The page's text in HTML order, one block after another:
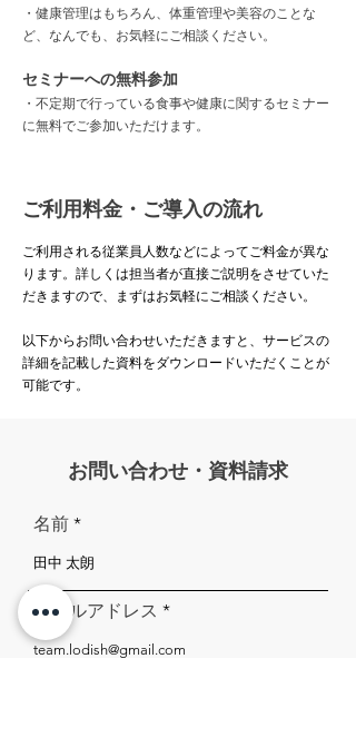
​・健康管理はもちろん、体重管理や美容のことな
ど、なんでも、お気軽にご相談ください。
セミナーへの無料参加
・不定期で行っている食事や健康に関するセミナー
に無料でご参加いただけます。
ご利用料金・​ご導入の流れ
ご利用される従業員人数などによってご料金が異な
ります。詳しくは担当者が直接ご説明をさせていた
だきますので、まずはお気軽にご相談ください。
​以下からお問い合わせいただきますと、サービスの
詳細を記載した資料をダウンロードいただくことが
可能です。
お問い合わせ・資料請求
名前
メールアドレス